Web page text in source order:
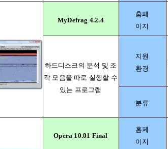
MyDefrag 4.2.4
홈페
이지
하드디스크의 분석 및 조
각 모음을 따로 실행할 수
있는 프로그램
지원
환경
분류
Opera 10.01 Final
홈페
이지